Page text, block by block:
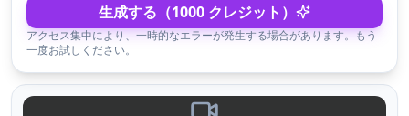
生成する（1000 クレジット）
アクセス集中により、一時的なエラーが発生する場合があります。もう
一度お試しください。